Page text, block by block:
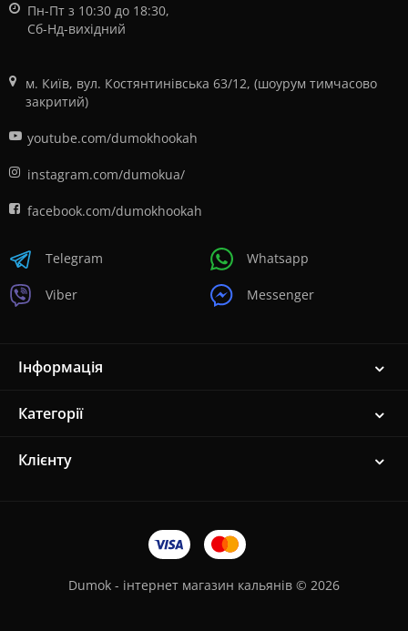
Пн-Пт з 10:30 до 18:30,
Сб-Нд-вихідний
м. Київ, вул. Костянтинівська 63/12, (шоурум тимчасово
закритий)
youtube.com/dumokhookah
instagram.com/dumokua/
facebook.com/dumokhookah
Telegram
Viber
Whatsapp
Messenger
Інформація
Категорії
Клієнту
Dumok - інтернет магазин кальянів © 2026